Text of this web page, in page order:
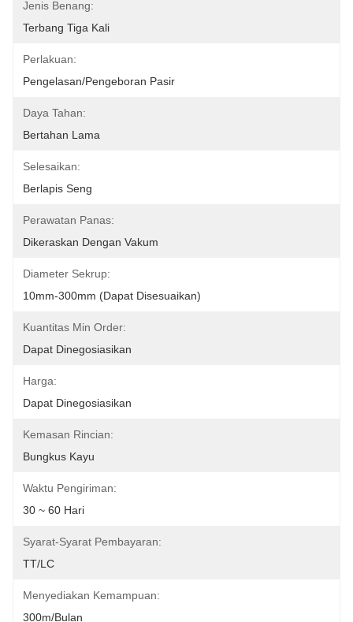
Jenis Benang:
Terbang Tiga Kali
Perlakuan:
Pengelasan/Pengeboran Pasir
Daya Tahan:
Bertahan Lama
Selesaikan:
Berlapis Seng
Perawatan Panas:
Dikeraskan Dengan Vakum
Diameter Sekrup:
10mm-300mm (Dapat Disesuaikan)
Kuantitas Min Order:
Dapat Dinegosiasikan
Harga:
Dapat Dinegosiasikan
Kemasan Rincian:
Bungkus Kayu
Waktu Pengiriman:
30 ~ 60 Hari
Syarat-Syarat Pembayaran:
TT/LC
Menyediakan Kemampuan:
300m/Bulan